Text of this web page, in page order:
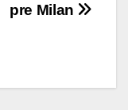
pre Milan